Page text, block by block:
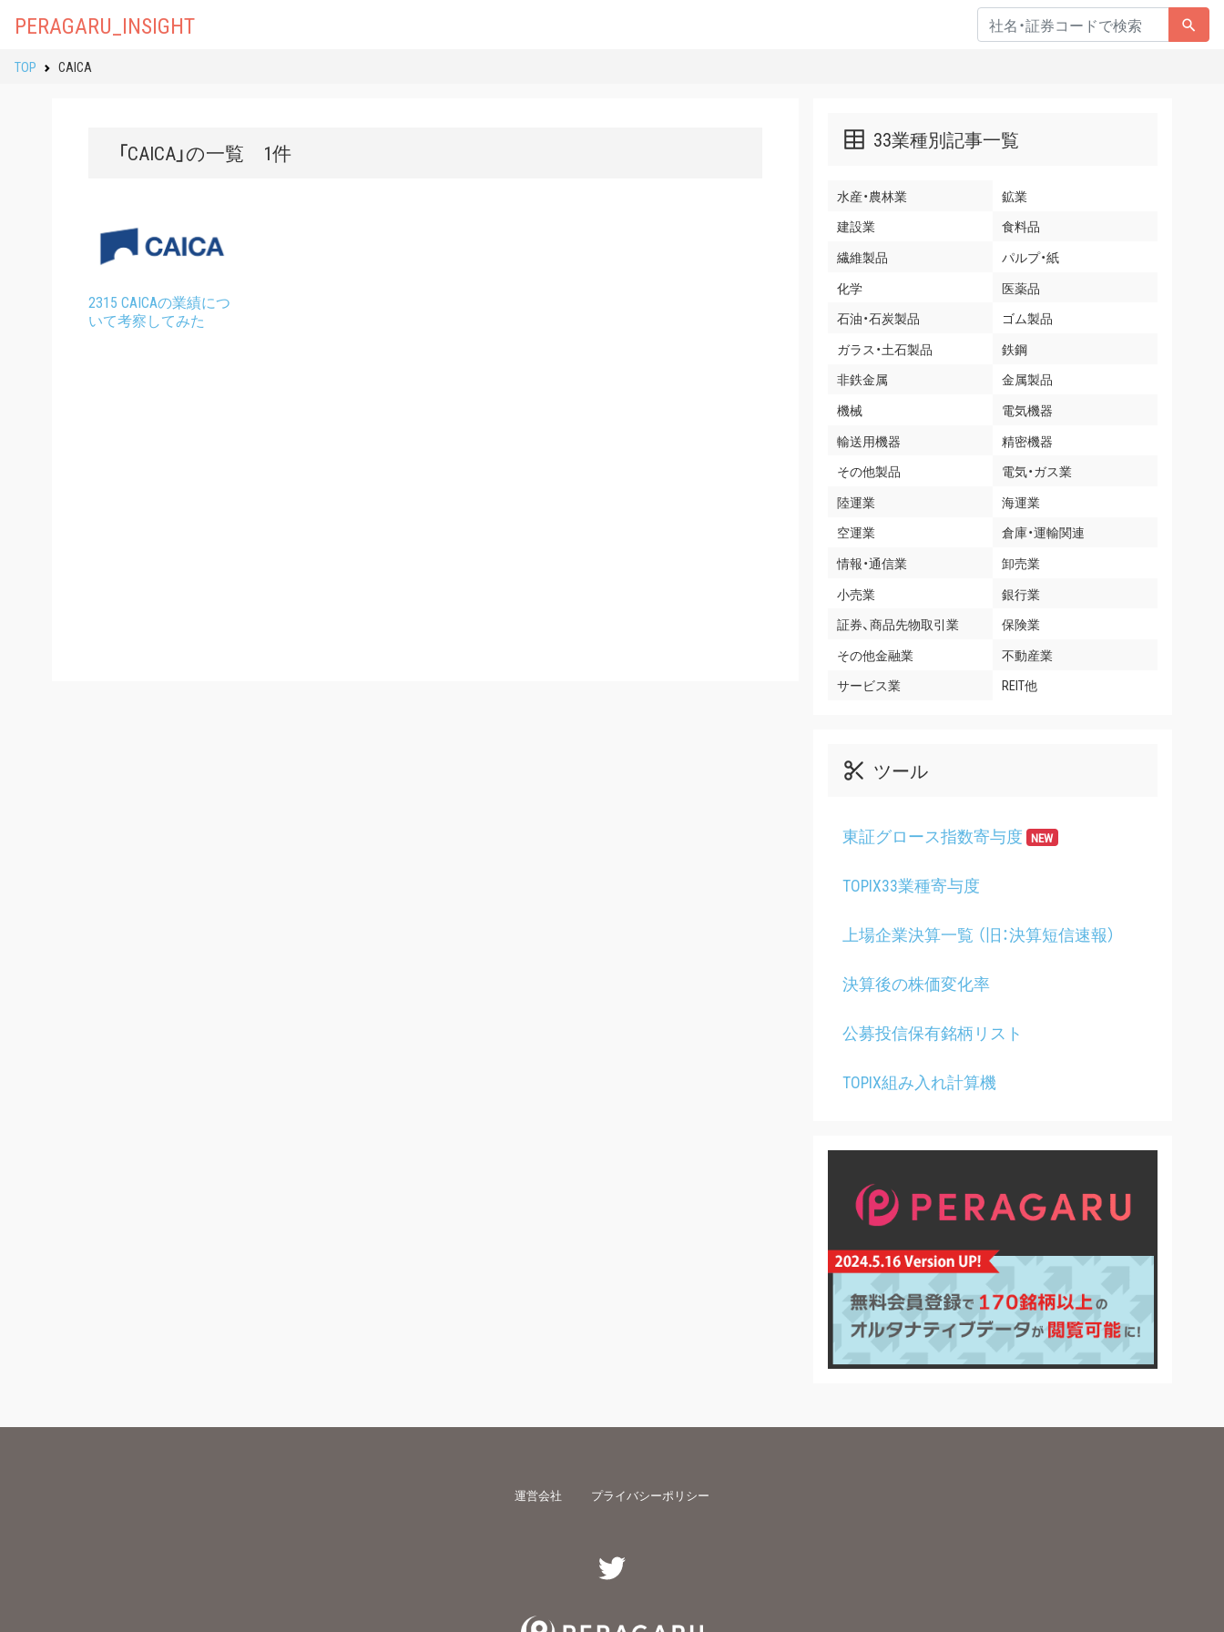
PERAGARU_INSIGHT
TOP CAICA
「CAICA」の一覧 1件
2315 CAICAの業績につ
いて考察してみた
33業種別記事一覧
水産・農林業
鉱業
建設業
食料品
繊維製品
パルプ・紙
化学
医薬品
石油・石炭製品
ゴム製品
ガラス・土石製品
鉄鋼
非鉄金属
金属製品
機械
電気機器
輸送用機器
精密機器
その他製品
電気・ガス業
陸運業
海運業
空運業
倉庫・運輸関連
情報・通信業
卸売業
小売業
銀行業
証券、商品先物取引業
保険業
その他金融業
不動産業
サービス業
REIT他
ツール
東証グロース指数寄与度 NEW
TOPIX33業種寄与度
上場企業決算一覧 （旧：決算短信速報）
決算後の株価変化率
公募投信保有銘柄リスト
TOPIX組み入れ計算機
運営会社 プライバシーポリシー